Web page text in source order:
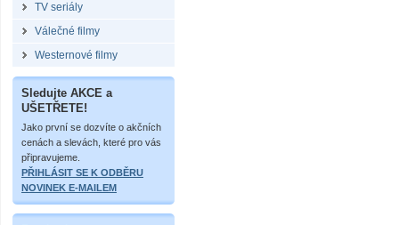
TV seriály
Válečné filmy
Westernové filmy
Sledujte AKCE a
UŠETŘETE!
Jako první se dozvíte o akčních
cenách a slevách, které pro vás
připravujeme.
PŘIHLÁSIT SE K ODBĚRU
NOVINEK E-MAILEM